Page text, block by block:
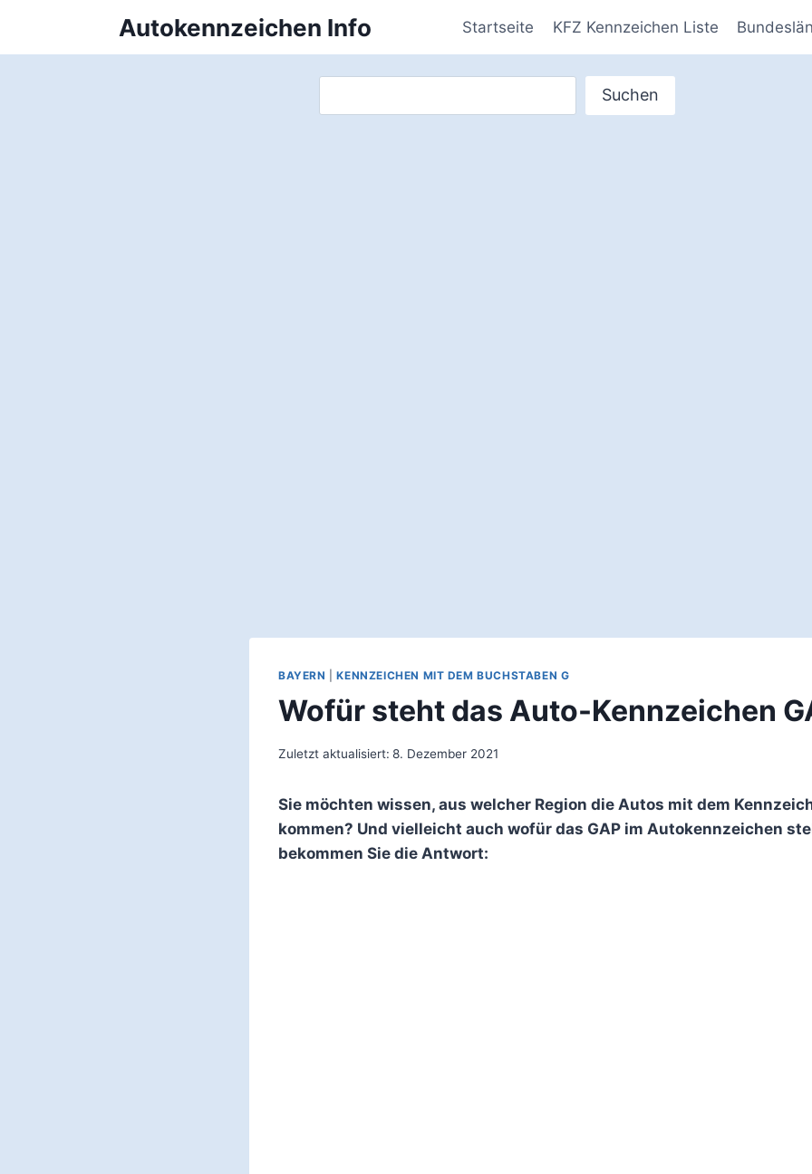
springen
Autokennzeichen Info Startseite KFZ Kennzeichen Liste
Suchen
BAYERN |KENNZEICHEN MIT DEM BUCHSTABEN G
Wofür steht das Auto-Kennzeichen
Zuletzt aktualisiert: 8. Dezember 2021
Sie möchten wissen, aus welcher Region die Autos mit dem
kommen? Und vielleicht auch wofür das GAP im Autokennzeichen
bekommen Sie die Antwort: